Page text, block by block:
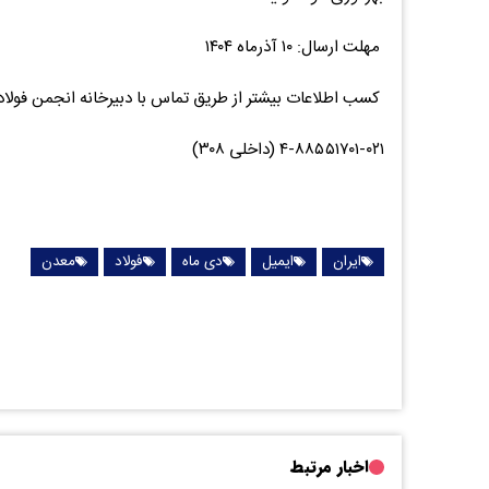
مهلت ارسال: ۱۰ آذرماه ۱۴۰۴
کسب اطلاعات بیشتر از طریق تماس با دبیرخانه انجمن
۴-۸۸۵۵۱۷۰۱-۰۲۱ (داخلی ۳۰۸)
ایران ایمیل دی ماه فولاد معدن
اخبار مرتبط